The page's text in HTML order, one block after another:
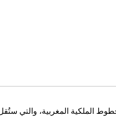
الملكية المغربية، والتي